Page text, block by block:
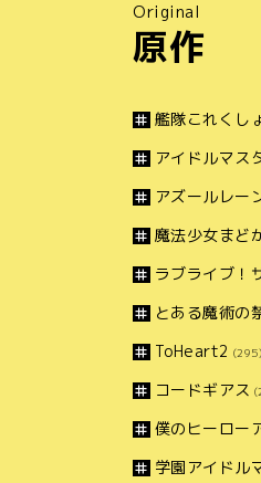
Original
原作
艦隊これくし
アイドルマス
アズールレー
魔法少女まど
ラブライブ！
とある魔術の
ToHeart2 (295)
コードギアス
僕のヒーロー
学園アイドル